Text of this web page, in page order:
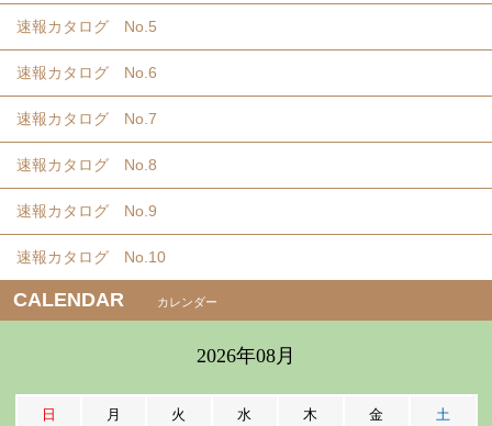
速報カタログ No.5
速報カタログ No.6
速報カタログ No.7
速報カタログ No.8
速報カタログ No.9
速報カタログ No.10
CALENDAR カレンダー
2026年08月
日 月 火 水 木 金 土